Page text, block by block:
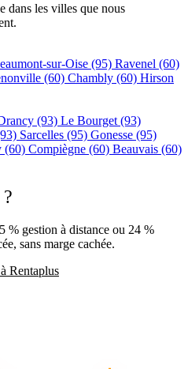
dans les villes que nous
sur-Oise (95) Ravenel (60)
(60) Chambly (60) Hirson
(93) Le Bourget (93)
Sarcelles (95) Gonesse (95)
(60) Compiègne (60) Beauvais (60)
% gestion à distance ou 24 %
sans marge cachée.
Rentaplus